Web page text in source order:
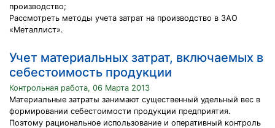
производство;
Рассмотреть методы учета затрат на производство в ЗАО
«Металлист».
Учет материальных затрат, включаемых в
себестоимость продукции
Контрольная работа, 06 Марта 2013
Материальные затраты занимают существенный удельный вес в
формировании себестоимости продукции предприятия.
Поэтому рациональное использование и оперативный контроль